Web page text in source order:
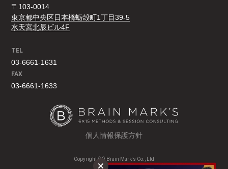
〒103-0014
東京都中央区日本橋蛎殻町1丁目39-5
水天宮北辰ビル4F
TEL
03-6661-1631
FAX
03-6661-1633
個人情報保護方針
Copyright (C) Brain Mark's Co., Ltd